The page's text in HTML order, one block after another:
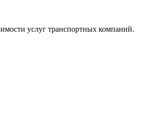
услуг транспортных компаний.